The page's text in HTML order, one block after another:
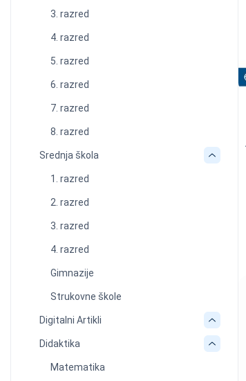
3. razred
4. razred
5. razred
6. razred
7. razred
8. razred
Srednja škola
1. razred
2. razred
3. razred
4. razred
Gimnazije
Strukovne škole
Digitalni Artikli
Didaktika
Matematika